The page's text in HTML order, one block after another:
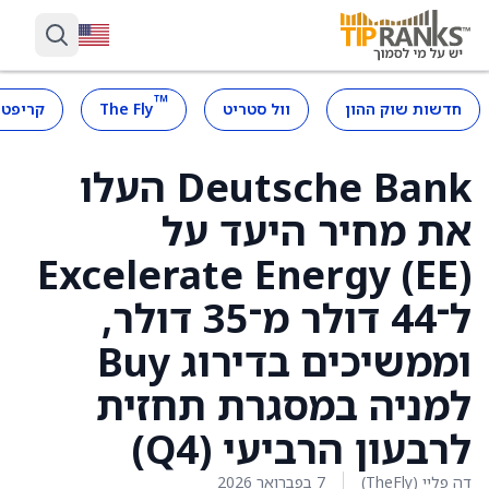
חדשות שוק ההון וול סטריט ™
The Fly
Deutsche Bank העלו
את מחיר היעד על
Excelerate Energy (EE)
ל־44 דולר מ־35 דולר,
וממשיכים בדירוג Buy
למניה במסגרת תחזית
לרבעון הרביעי (Q4)
דה פליי (TheFly) 7 בפברואר 2026